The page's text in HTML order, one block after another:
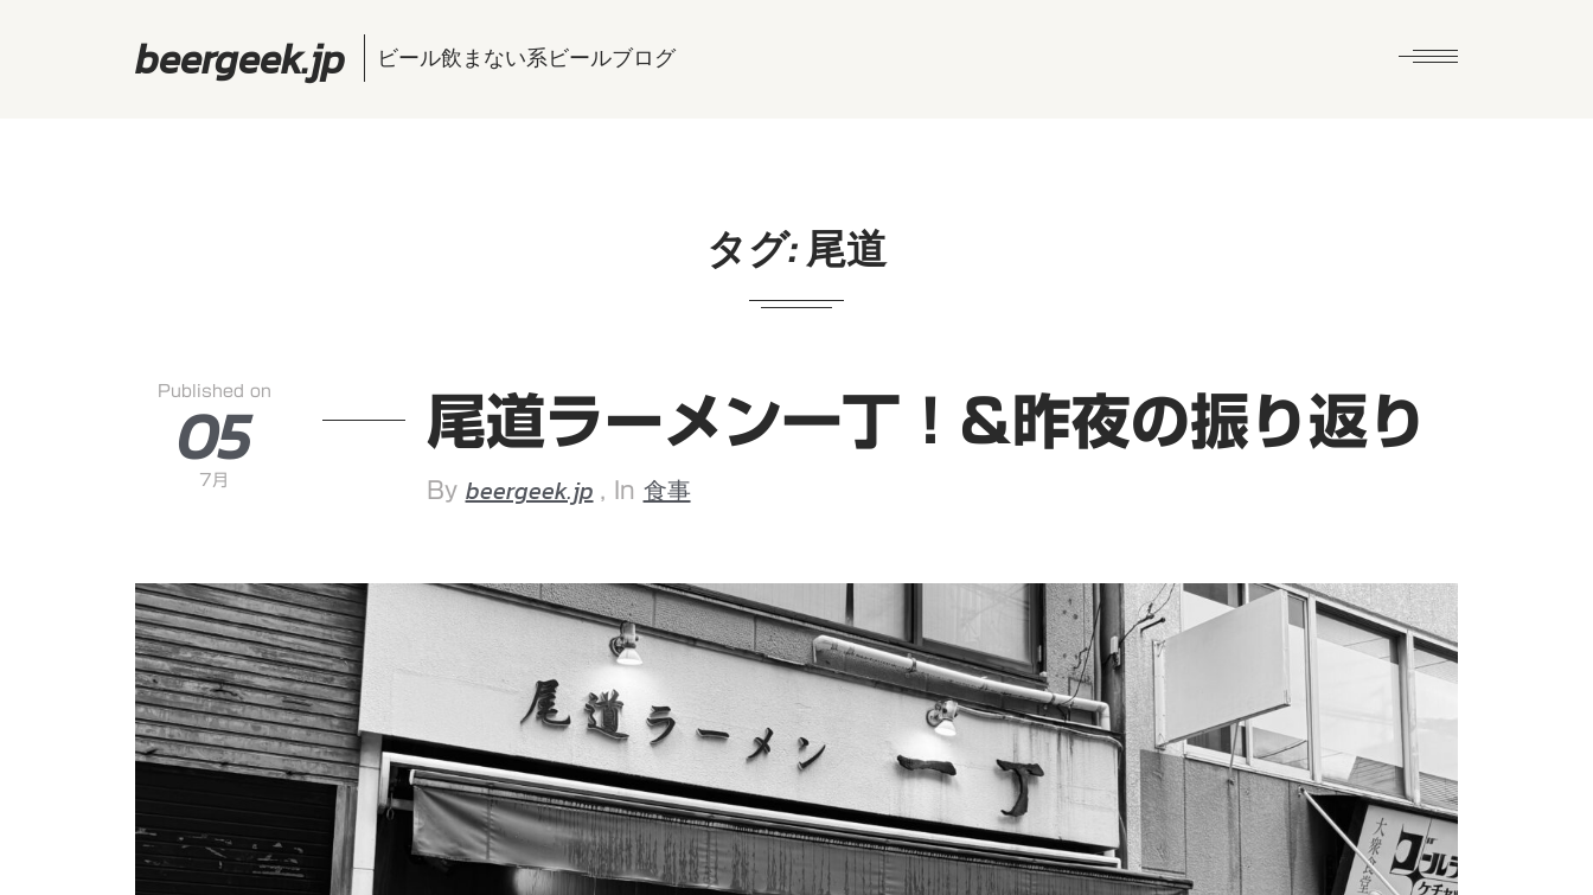
beergeek.jp ビール飲まない系ビールブログ
タグ:尾道
Published on
05
7月
尾道ラーメン一丁！&昨夜の振り返り
By beergeek.jp , In 食事